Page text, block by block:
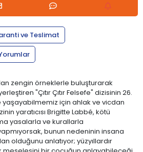
ve Teslimat
zengin örneklerle buluşturarak
"Çıtır Çıtır Felsefe" dizisinin 26.
yaşayabilmemiz için ahlak ve vicdan
yaratıcısı Brigitte Labbé, kötü
yasalarla ve kurallarla
bunun nedeninin insana
olduğunu anlatıyor; yüzyıllardır